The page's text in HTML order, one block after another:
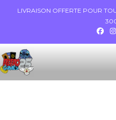
LIVRAISON OFFERTE POUR